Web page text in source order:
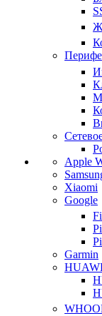
Apple
Xiaomi
Google
Garmin